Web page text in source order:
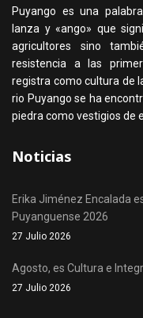
Puyango es una
lanza y «ango» que
agricultores sino
resistencia a las
registra como cultura de
rio Puyango se ha
piedra como vestigios de
Noticias
Erika Jiménez Encalada
Puyanguense 2026
27 Julio 2026
Agosto, es Cultura e
27 Julio 2026